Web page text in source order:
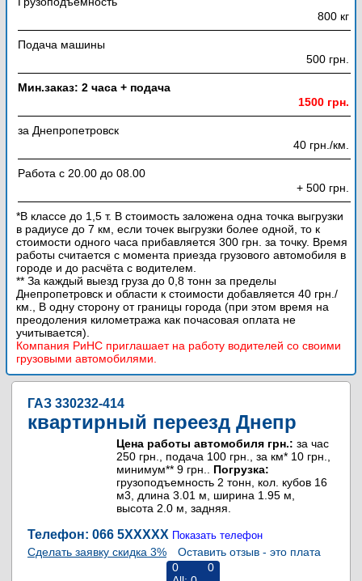
800 кг
Подача машины
500 грн.
Мин.заказ: 2 часа + подача
1500 грн.
за Днепропетровск
40 грн./км.
Работа с 20.00 до 08.00
+ 500 грн.
*В классе до 1,5 т. В стоимость заложена одна точка выгрузки
в радиусе до 7 км, если точек выгрузки более одной, то к
стоимости одного часа прибавляется 300 грн. за точку. Время
работы считается с момента приезда грузового автомобиля в
городе и до расчёта с водителем.
** За каждый выезд груза до 0,8 тонн за пределы
Днепропетровск и области к стоимости добавляется 40 грн./
км., В одну сторону от границы города (при этом время на
преодоления километража как почасовая оплата не
учитывается).
Компания РиНС приглашает на работу водителей со своими
грузовыми автомобилями.
ГАЗ 330232-414
квартирный переезд Днепр
Цена работы автомобиля грн.: за час
250 грн., подача 100 грн., за км* 10 грн.,
минимум** 9 грн.. Погрузка:
грузоподъемность 2 тонн, кол. кубов 16
м3, длина 3.01 м, ширина 1.95 м,
высота 2.0 м, задняя.
Телефон: 066 5XXXXX Показать телефон
Сделать заявку скидка 3%
Оставить отзыв - это плата
0
0